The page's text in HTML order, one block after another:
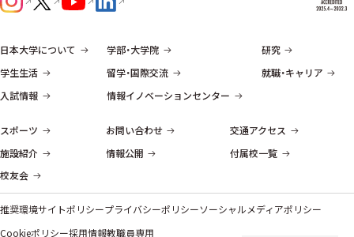
日本大学について 学部・大学院
研究
学生生活
留学・国際交流
就職・キャリア
入試情報
情報イノベーションセンター
スポーツ お問い合わせ
交通アクセス
施設紹介
情報公開
付属校一覧
校友会
推奨環境サイトポリシープライバシーポリシーソーシャルメディアポリシー
Cookieポリシー採用情報教職員専用